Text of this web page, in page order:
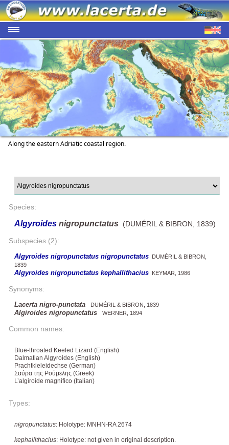
Along the eastern Adriatic coastal region.
Species:
Algyroides nigropunctatus (DUMÉRIL & BIBRON, 1839)
Subspecies (2):
Algyroides nigropunctatus nigropunctatus DUMÉRIL & BIBRON,
1839
Algyroides nigropunctatus kephallithacius KEYMAR, 1986
Synonyms:
Lacerta nigro-punctata DUMÉRIL & BIBRON, 1839
Algiroides nigropunctatus WERNER, 1894
Common names:
Blue-throated Keeled Lizard (English)
Dalmatian Algyroides (English)
Prachtkieleidechse (German)
Σαύρα της Ρούμελης (Greek)
L’algiroide magnifico (Italian)
Types:
nigropunctatus: Holotype: MNHN-RA 2674
kephallithacius: Holotype: not given in original description.